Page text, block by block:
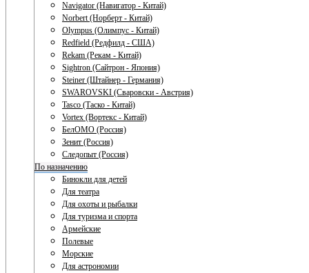
Navigator (Навигатор - Китай)
Norbert (Норберт - Китай)
Olympus (Олимпус - Китай)
Redfield (Редфилд - США)
Rekam (Рекам - Китай)
Sightron (Сайтрон - Япония)
Steiner (Штайнер - Германия)
SWAROVSKI (Сваровски - Австрия)
Tasco (Таско - Китай)
Vortex (Вортекс - Китай)
БелОМО (Россия)
Зенит (Россия)
Следопыт (Россия)
По назначению
Бинокли для детей
Для театра
Для охоты и рыбалки
Для туризма и спорта
Армейские
Полевые
Морские
Для астрономии